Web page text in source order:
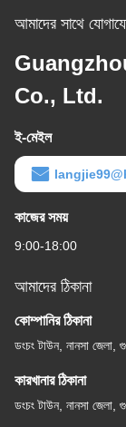
আমাদের সাথে
Co., Ltd.
ই-মেইল
কাজের সময়
9:00-18:00
আমাদের ঠিকানা
কোম্পানির ঠিকানা
ডংচং টাউন, নানসা জেলা,
কারখানার ঠিকানা
ডংচং টাউন, নানসা জেলা,